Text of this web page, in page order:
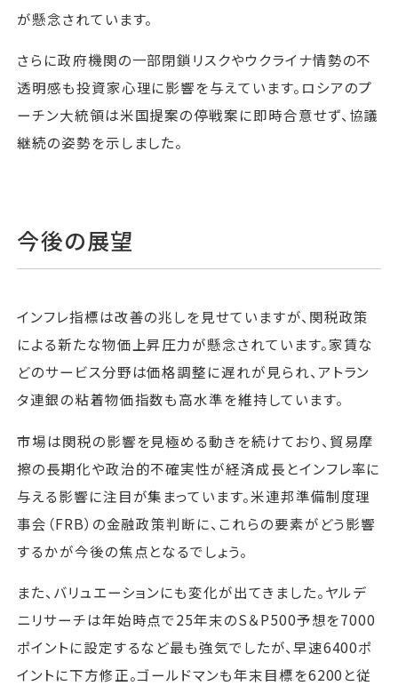
が懸念されています。
さらに政府機関の一部閉鎖リスクやウクライナ情勢の不
透明感も投資家心理に影響を与えています。ロシアのプ
ーチン大統領は米国提案の停戦案に即時合意せず、協議
継続の姿勢を示しました。
今後の展望
インフレ指標は改善の兆しを見せていますが、関税政策
による新たな物価上昇圧力が懸念されています。家賃な
どのサービス分野は価格調整に遅れが見られ、アトラン
タ連銀の粘着物価指数も高水準を維持しています。
市場は関税の影響を見極める動きを続けており、貿易摩
擦の長期化や政治的不確実性が経済成長とインフレ率に
与える影響に注目が集まっています。米連邦準備制度理
事会（FRB）の金融政策判断に、これらの要素がどう影響
するかが今後の焦点となるでしょう。
また、バリュエーションにも変化が出てきました。ヤルデ
ニリサーチは年始時点で25年末のS＆P500予想を7000
ポイントに設定するなど最も強気でしたが、早速6400ポ
イントに下方修正。ゴールドマンも年末目標を6200と従